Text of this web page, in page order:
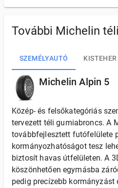
További Michelin
SZEMÉLYAUTÓ KISTEHER
Michelin Alpin 5
Közép- és felsőkategóriás
tervezett téli gumiabroncs. A
továbbfejlesztett futófelülete
kormányozhatóságot tesz
biztosít havas útfelületen. A
köszönhetően egymásba
pedig precízebb kormányzást